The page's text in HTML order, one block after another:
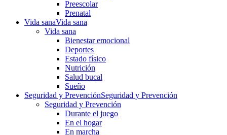
Preescolar
Prenatal
Vida sanaVida sana
Vida sana
Bienestar emocional
Deportes
Estado físico
Nutrición
Salud bucal
Sueño
Seguridad y PrevenciónSeguridad y Prevención
Seguridad y Prevención
Durante el juego
En el hogar
En marcha